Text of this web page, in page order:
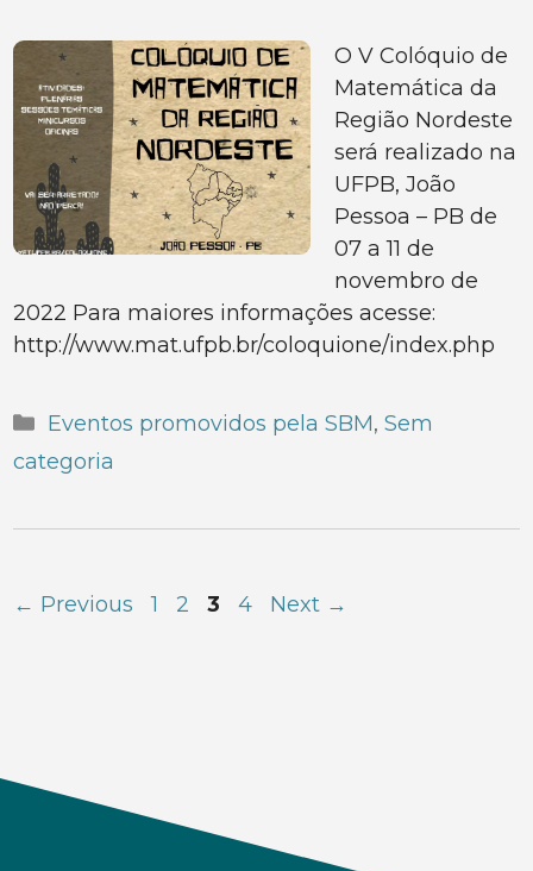
O V Colóquio de
Matemática da
Região Nordeste
será realizado na
UFPB, João
Pessoa – PB de
07 a 11 de
novembro de
2022 Para maiores informações acesse:
http://www.mat.ufpb.br/coloquione/index.php
Categorias
Eventos promovidos pela SBM, Sem
categoria
← Previous Page
1 Page
2 Page
3 Page
4 Next →